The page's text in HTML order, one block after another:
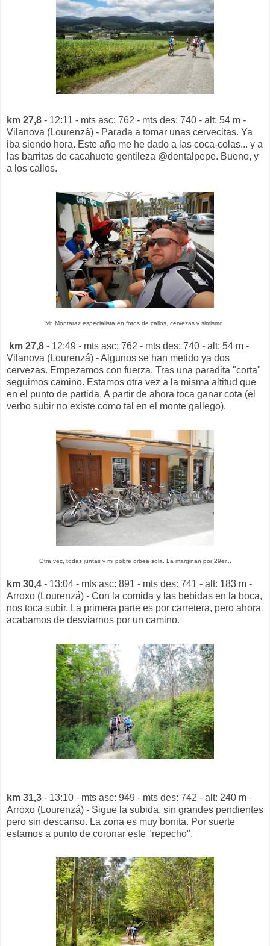
km 27,8 - 12:11 - mts asc: 762 - mts des: 740 - alt: 54 m -
Vilanova (Lourenzá) - Parada a tomar unas cervecitas. Ya
iba siendo hora. Este año me he dado a las coca-colas... y a
las barritas de cacahuete gentileza @dentalpepe. Bueno, y
a los callos.
Mr. Montaraz especialista en fotos de callos, cervezas y simismo
km 27,8 - 12:49 - mts asc: 762 - mts des: 740 - alt: 54 m -
Vilanova (Lourenzá) - Algunos se han metido ya dos
cervezas. Empezamos con fuerza. Tras una paradita "corta"
seguimos camino. Estamos otra vez a la misma altitud que
en el punto de partida. A partir de ahora toca ganar cota (el
verbo subir no existe como tal en el monte gallego).
Otra vez, todas juntas y mi pobre orbea sola. La marginan por 29er...
km 30,4 - 13:04 - mts asc: 891 - mts des: 741 - alt: 183 m -
Arroxo (Lourenzá) - Con la comida y las bebidas en la boca,
nos toca subir. La primera parte es por carretera, pero ahora
acabamos de desviarnos por un camino.
km 31,3 - 13:10 - mts asc: 949 - mts des: 742 - alt: 240 m -
Arroxo (Lourenzá) - Sigue la subida, sin grandes pendientes
pero sin descanso. La zona es muy bonita. Por suerte
estamos a punto de coronar este "repecho".